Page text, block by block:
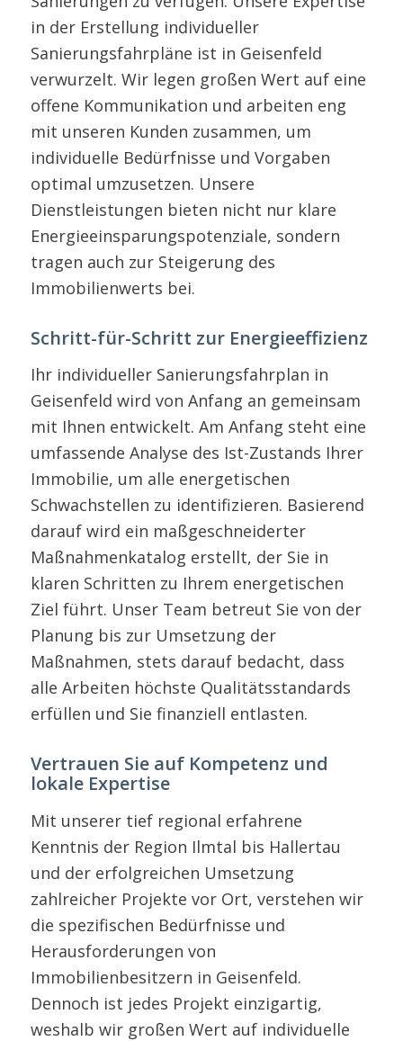
in der Erstellung individueller
Sanierungsfahrpläne ist in Geisenfeld
verwurzelt. Wir legen großen Wert auf eine
offene Kommunikation und arbeiten eng
mit unseren Kunden zusammen, um
individuelle Bedürfnisse und Vorgaben
optimal umzusetzen. Unsere
Dienstleistungen bieten nicht nur klare
Energieeinsparungspotenziale, sondern
tragen auch zur Steigerung des
Immobilienwerts bei.
Schritt-für-Schritt zur Energieeffizienz
Ihr individueller Sanierungsfahrplan in
Geisenfeld wird von Anfang an gemeinsam
mit Ihnen entwickelt. Am Anfang steht eine
umfassende Analyse des Ist-Zustands Ihrer
Immobilie, um alle energetischen
Schwachstellen zu identifizieren. Basierend
darauf wird ein maßgeschneiderter
Maßnahmenkatalog erstellt, der Sie in
klaren Schritten zu Ihrem energetischen
Ziel führt. Unser Team betreut Sie von der
Planung bis zur Umsetzung der
Maßnahmen, stets darauf bedacht, dass
alle Arbeiten höchste Qualitätsstandards
erfüllen und Sie finanziell entlasten.
Vertrauen Sie auf Kompetenz und
lokale Expertise
Mit unserer tief regional erfahrene
Kenntnis der Region Ilmtal bis Hallertau
und der erfolgreichen Umsetzung
zahlreicher Projekte vor Ort, verstehen wir
die spezifischen Bedürfnisse und
Herausforderungen von
Immobilienbesitzern in Geisenfeld.
Dennoch ist jedes Projekt einzigartig,
weshalb wir großen Wert auf individuelle